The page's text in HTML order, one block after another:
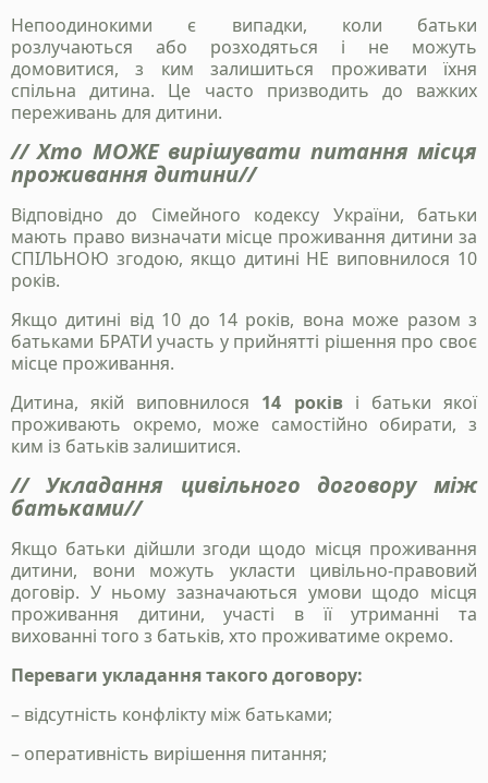
Непоодинокими є випадки, коли батьки
розлучаються або розходяться і не можуть
домовитися, з ким залишиться проживати їхня
спільна дитина. Це часто призводить до важких
переживань для дитини.
// Хто МОЖЕ вирішувати питання місця
проживання дитини//
Відповідно до Сімейного кодексу України, батьки
мають право визначати місце проживання дитини за
СПІЛЬНОЮ згодою, якщо дитині НЕ виповнилося 10
років.
Якщо дитині від 10 до 14 років, вона може разом з
батьками БРАТИ участь у прийнятті рішення про своє
місце проживання.
Дитина, якій виповнилося 14 роківі батьки якої
проживають окремо, може самостійно обирати, з
ким із батьків залишитися.
// Укладання цивільного договору між
батьками//
Якщо батьки дійшли згоди щодо місця проживання
дитини, вони можуть укласти цивільно-правовий
договір. У ньому зазначаються умови щодо місця
проживання дитини, участі в її утриманні та
вихованні того з батьків, хто проживатиме окремо.
Переваги укладання такого договору:
– відсутність конфлікту між батьками;
– оперативність вирішення питання;